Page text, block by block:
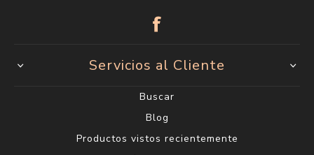
Servicios al Cliente
Buscar
Blog
Productos vistos recientemente